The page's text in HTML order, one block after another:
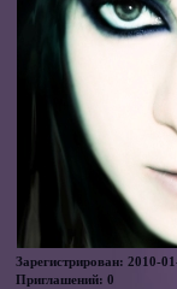
Зарегистрирован: 2010-
Приглашений: 0